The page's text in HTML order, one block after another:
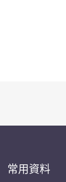
常用資料